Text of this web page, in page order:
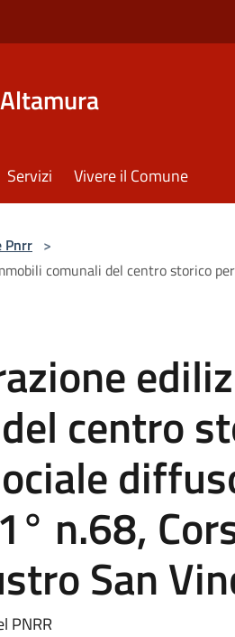
Servizi Vivere il Comune
Pnrr >
comunali del centro storico
centro
n.68,
San
PNRR